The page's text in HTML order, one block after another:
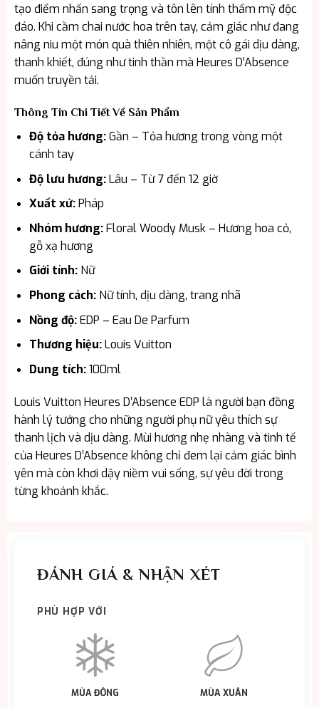
tạo điểm nhấn sang trọng và tôn lên tính thẩm mỹ độc
đáo. Khi cầm chai nước hoa trên tay, cảm giác như đang
nâng niu một món quà thiên nhiên, một cô gái dịu dàng,
thanh khiết, đúng như tinh thần mà Heures D’Absence
muốn truyền tải.
Thông Tin Chi Tiết Về Sản Phẩm
Độ tỏa hương:Gần – Tỏa hương trong vòng một
cánh tay
Độ lưu hương:Lâu – Từ 7 đến 12 giờ
Xuất xứ:Pháp
Nhóm hương:Floral Woody Musk – Hương hoa cỏ,
gỗ xạ hương
Giới tính:Nữ
Phong cách:Nữ tính, dịu dàng, trang nhã
Nồng độ:EDP – Eau De Parfum
Thương hiệu:Louis Vuitton
Dung tích:100ml
Louis Vuitton Heures D’Absence EDP là người bạn đồng
hành lý tưởng cho những người phụ nữ yêu thích sự
thanh lịch và dịu dàng. Mùi hương nhẹ nhàng và tinh tế
của Heures D’Absence không chỉ đem lại cảm giác bình
yên mà còn khơi dậy niềm vui sống, sự yêu đời trong
từng khoảnh khắc.
ĐÁNH GIÁ & NHẬN XÉT
PHÙ HỢP VỚI
MÙA ĐÔNG MÙA XUÂN